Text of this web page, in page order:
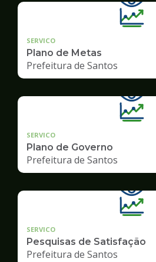
SERVICO
Plano de Metas
Prefeitura de Santos
SERVICO
Plano de Governo
Prefeitura de Santos
SERVICO
Pesquisas de Satisfação
Prefeitura de Santos